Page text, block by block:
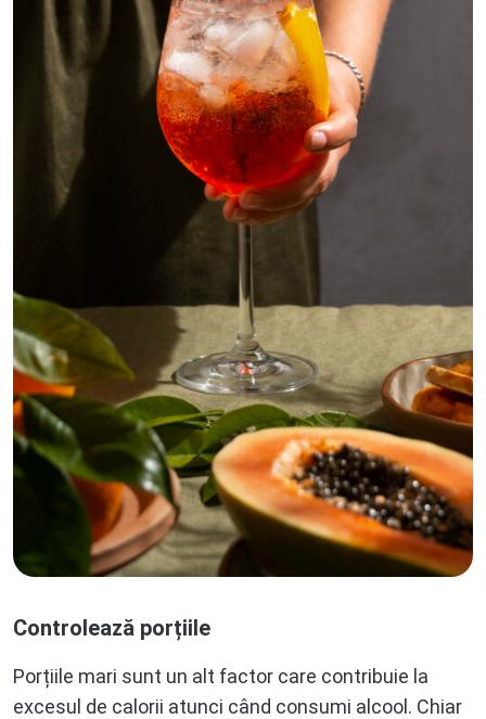
Controlează porțiile
Porțiile mari sunt un alt factor care contribuie la
excesul de calorii atunci când consumi alcool. Chiar